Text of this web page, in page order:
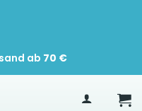
ab 70 €